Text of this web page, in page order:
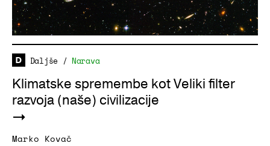
Daljše / Narava
Klimatske spremembe kot Veliki filter
razvoja (naše) civilizacije
Marko Kovač